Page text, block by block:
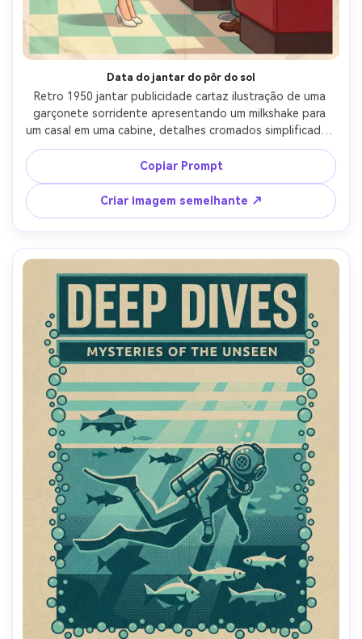
Data do jantar do pôr do sol
Retro 1950 jantar publicidade cartaz ilustração de uma
garçonete sorridente apresentando um milkshake para
um casal em uma cabine, detalhes cromados simplificados
em formas brilhantes, azulejos checker e ícones de sinal
de neon, paleta pastel de hortelã, vermelho cereja e
creme, textura de papel sutil, área limpa da fita da
manchete com pequenos blocos de texto do menu,
composição saudável do anúncio vintage, lente de 85mm,
profundidade de campo rasa, iluminação cinematográfica
suave-AR 4:5
Copiar Prompt
Criar imagem semelhante ↗